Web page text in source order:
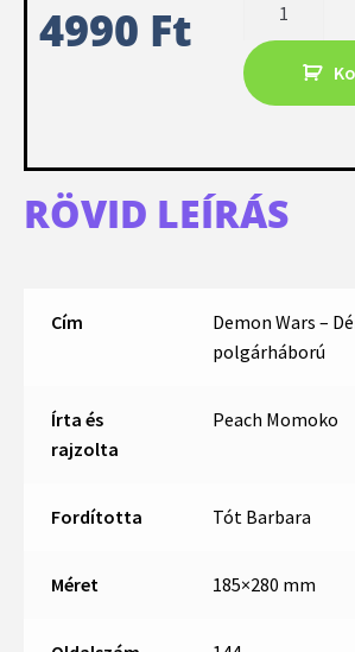
4990 Ft
RÖVID LEÍRÁS
Cím
Demon Wars –
polgárháború
Írta és
rajzolta
Peach Momoko
Fordította Tót Barbara
Méret 185×280 mm